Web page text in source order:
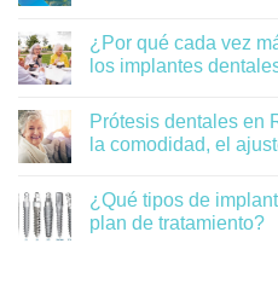
¿Por qué cada vez
los implantes
Prótesis dentales en
la comodidad, el
¿Qué tipos de
plan de tratamiento?